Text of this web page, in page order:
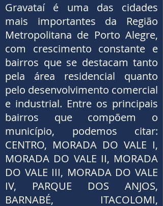
Gravataí é uma das cidades
mais importantes da Região
Metropolitana de Porto Alegre,
com crescimento constante e
bairros que se destacam tanto
pela área residencial quanto
pelo desenvolvimento comercial
e industrial. Entre os principais
bairros que compõem o
município, podemos citar:
CENTRO, MORADA DO VALE I,
MORADA DO VALE II, MORADA
DO VALE III, MORADA DO VALE
IV, PARQUE DOS ANJOS,
BARNABÉ, ITACOLOMI,